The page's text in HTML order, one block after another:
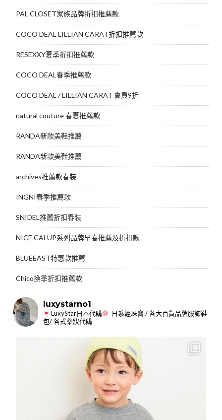
PAL CLOSET家族品牌折扣推薦款
COCO DEAL LILLIAN CARAT折扣推薦款
RESEXXY夏季折扣推薦款
COCO DEAL春季推薦款
COCO DEAL / LILLIAN CARAT 會員9折
natural couture 春夏推薦款
RANDA新款美鞋推薦
RANDA新款美鞋推薦
archives推薦款春裝
INGNI春季推薦款
SNIDEL推薦折扣春裝
NICE CALUP系列品牌早春推薦及折扣款
BLUEEAST特惠款推薦
Chico換季折扣推薦款
luxystarno1
LuxyStar日本代購
日系輕珠寶 / 各大百貨品牌服飾鞋
包/ 各式藥妝代購